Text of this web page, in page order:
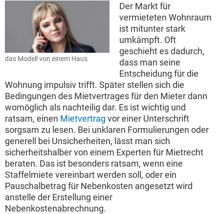
das Modell von einem Haus
Der Markt für
vermieteten Wohnraum
ist mitunter stark
umkämpft. Oft
geschieht es dadurch,
dass man seine
Entscheidung für die
Wohnung impulsiv trifft. Später stellen sich die
Bedingungen des Mietvertrages für den Mieter dann
womöglich als nachteilig dar. Es ist wichtig und
ratsam, einen Mietvertrag vor einer Unterschrift
sorgsam zu lesen. Bei unklaren Formulierungen oder
generell bei Unsicherheiten, lässt man sich
sicherheitshalber von einem Experten für Mietrecht
beraten. Das ist besonders ratsam, wenn eine
Staffelmiete vereinbart werden soll, oder ein
Pauschalbetrag für Nebenkosten angesetzt wird
anstelle der Erstellung einer
Nebenkostenabrechnung.